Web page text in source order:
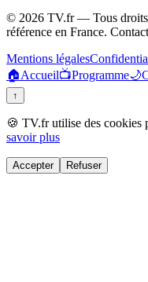
© 2026 TV.fr — Tous droits
référence en France.
Mentions légales
🏠Accueil📺Programme🌙
↑
🍪 TV.fr utilise des cookies
savoir plus
Accepter Refuser